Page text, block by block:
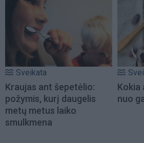
Sveikata
Kraujas ant šepetėlio:
požymis, kurį daugelis
metų metus laiko
smulkmena
Kokia
nuo